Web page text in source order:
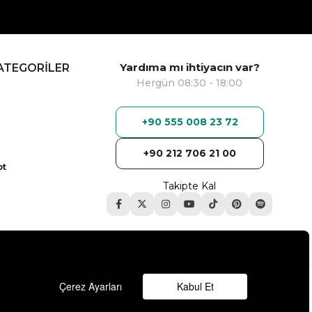
Yardıma mı ihtiyacın var?
Hergün 08:30 - 18:00
+90 555 008 23 72
+90 212 706 21 00
Takipte Kal